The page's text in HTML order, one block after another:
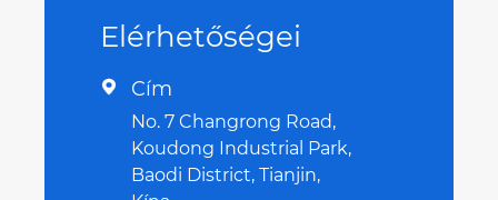
Elérhetőségei
 Cím
No. 7 Changrong Road,
Koudong Industrial Park,
Baodi District, Tianjin,